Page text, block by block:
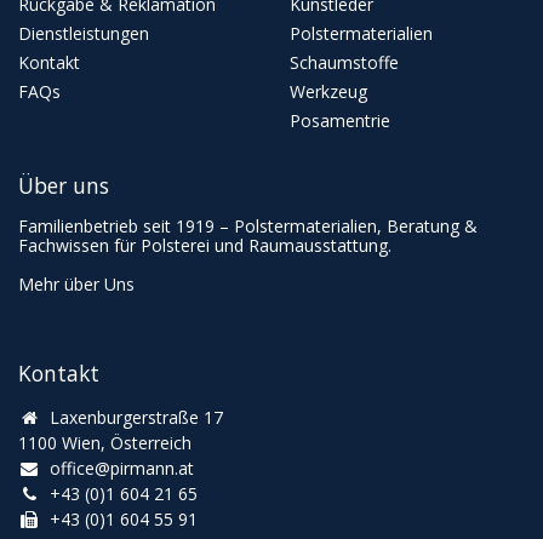
Dienstleistungen
Kontakt
FAQs
Polstermaterialien
Schaumstoffe
Werkzeug
Posamentrie
Kontakt
Laxenburgerstraße 17
1100 Wien, Österreich
office@pirmann.at
+43 (0)1 604 21 65
+43 (0)1 604 55 91
Über uns
Familienbetrieb seit 1919 – Polstermaterialien, Beratung &
Fachwissen für Polsterei und Raumausstattung.
Mehr über Uns